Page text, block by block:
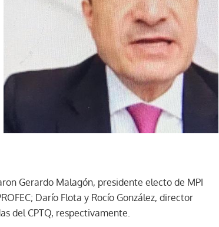
Gerardo Malagón, presidente electo de MPI
Darío Flota y Rocío González, director
del CPTQ, respectivamente.